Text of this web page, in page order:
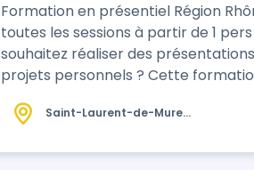
Formation en présentiel Région Rhône Alpes |
toutes les sessions à partir de 1 pers maxi 6| formation personnalisé Vous
souhaitez réaliser des
projets personnels ? Cette formation PowerPoint sur l'initiation est faite pour
bases de PowerPoint pour
Saint-Laurent-de-Mure